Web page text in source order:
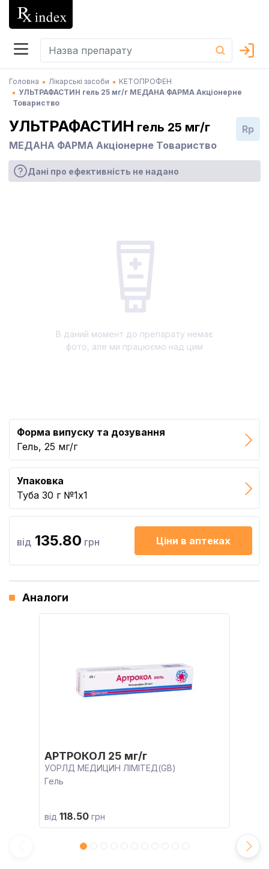
Головна Лікарські засоби
КЕТОПРОФЕН
УЛЬТРАФАСТИН гель 25 мг/г МЕДАНА ФАРМА Акціонерне
Товариство
УЛЬТРАФАСТИН гель 25 мг/г
МЕДАНА ФАРМА Акціонерне Товариство
Rp
Дані про ефективність не надано
В даний момент до препарату немає
фото, але ми працюємо над цим
Форма випуску та дозування
Гель, 25 мг/г
Упаковка
Туба 30 г №1x1
від 135.80 грн Ціни в аптеках
Аналоги
АРТРОКОЛ 25 мг/г
УОРЛД МЕДИЦИН ЛІМІТЕД(GB)
Гель
від 118.50 грн